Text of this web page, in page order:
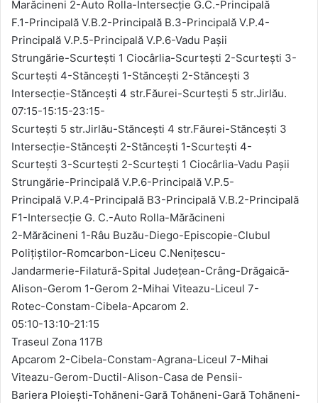
Marăcineni 2-Auto Rolla-Intersecție G.C.-Principală
F.1-Principală V.B.2-Principală B.3-Principală V.P.4-
Principală V.P.5-Principală V.P.6-Vadu Pașii
Strungărie-Scurtești 1 Ciocârlia-Scurtești 2-Scurtești 3-
Scurtești 4-Stăncești 1-Stăncești 2-Stăncești 3
Intersecție-Stăncești 4 str.Făurei-Scurtești 5 str.Jirlău.
07:15-15:15-23:15-
Scurtești 5 str.Jirlău-Stăncești 4 str.Făurei-Stăncești 3
Intersecție-Stăncești 2-Stăncești 1-Scurtești 4-
Scurtești 3-Scurtești 2-Scurtești 1 Ciocârlia-Vadu Pașii
Strungărie-Principală V.P.6-Principală V.P.5-
Principală V.P.4-Principală B3-Principală V.B.2-Principală
F1-Intersecție G. C.-Auto Rolla-Mărăcineni
2-Mărăcineni 1-Râu Buzău-Diego-Episcopie-Clubul
Polițiștilor-Romcarbon-Liceu C.Nenițescu-
Jandarmerie-Filatură-Spital Județean-Crâng-Drăgaică-
Alison-Gerom 1-Gerom 2-Mihai Viteazu-Liceul 7-
Rotec-Constam-Cibela-Apcarom 2.
05:10-13:10-21:15
Traseul Zona 117B
Apcarom 2-Cibela-Constam-Agrana-Liceul 7-Mihai
Viteazu-Gerom-Ductil-Alison-Casa de Pensii-
Bariera Ploiești-Tohăneni-Gară Tohăneni-Gară Tohăneni-